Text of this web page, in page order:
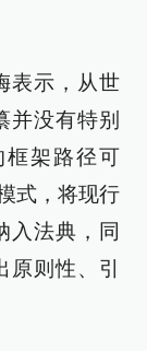
表示，从世
并没有特别
架路径可
式，将现行
入法典，同
原则性、引